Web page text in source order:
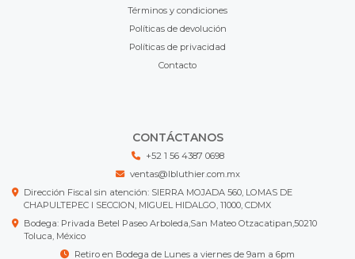
Términos y condiciones
Políticas de devolución
Políticas de privacidad
Contacto
CONTÁCTANOS
+52 1 56 4387 0698
ventas@lbluthier.com.mx
Dirección Fiscal sin atención: SIERRA MOJADA 560, LOMAS DE
CHAPULTEPEC I SECCION, MIGUEL HIDALGO, 11000, CDMX
Bodega: Privada Betel Paseo Arboleda,San Mateo Otzacatipan,50210
Toluca, México
Retiro en Bodega de Lunes a viernes de 9am a 6pm